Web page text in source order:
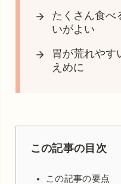
たくさん食べ
いがよい
胃が荒れやす
えめに
この記事の目次
この記事の要点